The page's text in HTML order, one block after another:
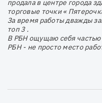
продала в центре города
торговые точки «
За время работы дважды
топ 3 .
В РБН ощущаю себя
РБН - не просто место